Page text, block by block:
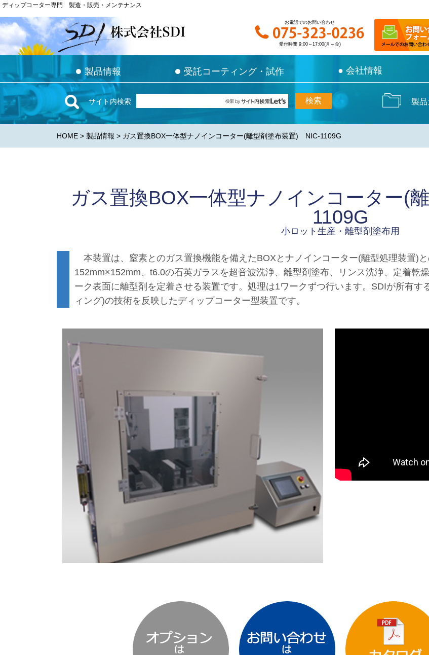
ディップコーター専門 製造・販売・メンテナンス
お電話でのお問い合わせ
受付時間 9:00～17:00(月～金)
● 製品情報 ● 受託コーティング・試作 ● 会社情報
ディップコーター専門 製造・販売・メンテナンス
お電話でのお問い合わせ
受付時間 9:00～17:00(月～金)
● 製品情報 ● 受託コーティング・試作 ● 会社情報
サイト内検索 製品
HOME > 製品情報 > ガス置換BOX一体型ナノインコーター(離型剤塗布装置) NIC-1109G
ガス置換BOX一体型ナノインコーター(
1109G
小ロット生産・離型剤塗布用
本装置は、窒素とのガス置換機能を備えたBOXとナノインコーター(離型処理装置)
152mm×152mm、t6.0の石英ガラスを超音波洗浄、離型剤塗布、リンス洗浄、定着乾
ーク表面に離型剤を定着させる装置です。処理は1ワークずつ行います。SDIが所有す
ィング)の技術を反映したディップコーター型装置です。